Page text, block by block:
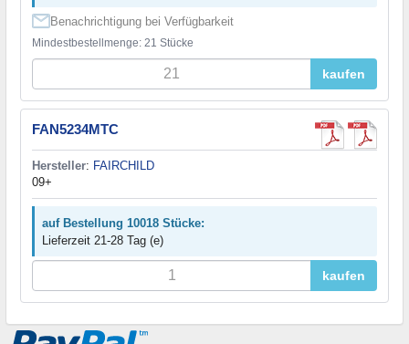
Benachrichtigung bei Verfügbarkeit
Mindestbestellmenge: 21 Stücke
kaufen
FAN5234MTC
Hersteller: FAIRCHILD
09+
auf Bestellung 10018 Stücke:
Lieferzeit 21-28 Tag (e)
kaufen